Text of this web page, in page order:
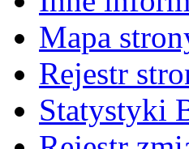
Mapa
Rejestr
Statystyki